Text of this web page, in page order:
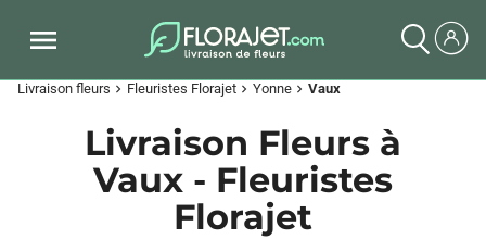
Livraison fleurs chevron_right Fleuristes Florajet chevron_right Yonne chevron_right Vaux
Livraison Fleurs à
Vaux - Fleuristes
Florajet